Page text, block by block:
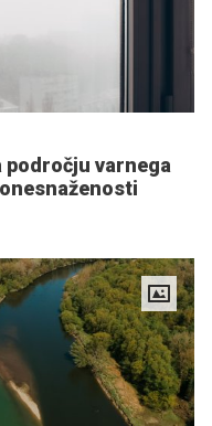
področju varnega